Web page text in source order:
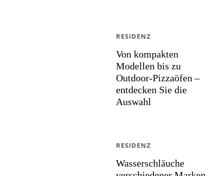
Von kompakten
Modellen bis zu
Outdoor-Pizzaöfen –
entdecken Sie die
Auswahl
RESIDENZ
Wasserschläuche
RESIDENZ